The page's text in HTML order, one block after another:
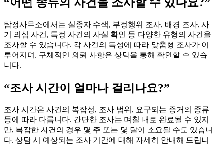
탐정사무소에서는 실종자 수색, 부정행위 조사, 배경 조사, 사
기 의심 사건, 특정 사건의 사실 확인 등 다양한 유형의 사건을
조사할 수 있습니다. 각 사건의 특성에 따라 맞춤형 조사가 이
루어지며, 구체적인 의뢰 사항은 상담을 통해 확인할 수 있습
니다.
“조사 시간이 얼마나 걸리나요?”
조사 시간은 사건의 복잡성, 조사 범위, 요구되는 증거의 종류
등에 따라 다릅니다. 간단한 조사는 며칠 내로 완료될 수 있지
만, 복잡한 사건의 경우 몇 주 또는 몇 달이 소요될 수도 있습니
다. 상담 시 예상되는 조사 기간에 대해 자세히 안내해 드립니